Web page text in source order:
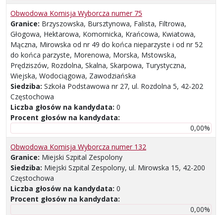
Obwodowa Komisja Wyborcza numer 75
Granice: Brzyszowska, Bursztynowa, Falista, Filtrowa,
Głogowa, Hektarowa, Komornicka, Krańcowa, Kwiatowa,
Mączna, Mirowska od nr 49 do końca nieparzyste i od nr 52
do końca parzyste, Morenowa, Morska, Mstowska,
Prędziszów, Rozdolna, Skalna, Skarpowa, Turystyczna,
Wiejska, Wodociągowa, Zawodziańska
Siedziba: Szkoła Podstawowa nr 27, ul. Rozdolna 5, 42-202
Częstochowa
Liczba głosów na kandydata: 0
Procent głosów na kandydata:
0,00%
Obwodowa Komisja Wyborcza numer 132
Granice: Miejski Szpital Zespolony
Siedziba: Miejski Szpital Zespolony, ul. Mirowska 15, 42-200
Częstochowa
Liczba głosów na kandydata: 0
Procent głosów na kandydata:
0,00%